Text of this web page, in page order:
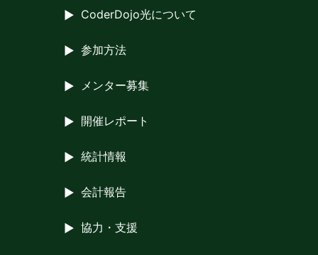
CoderDojo光について
参加方法
メンター募集
開催レポート
統計情報
会計報告
協力・支援